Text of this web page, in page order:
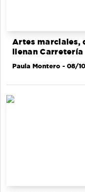
Artes marciales,
llenan Carretería
Paula Montero - 08/